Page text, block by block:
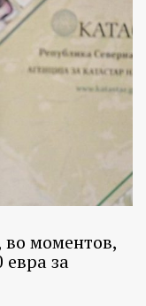
моментов,
евра за